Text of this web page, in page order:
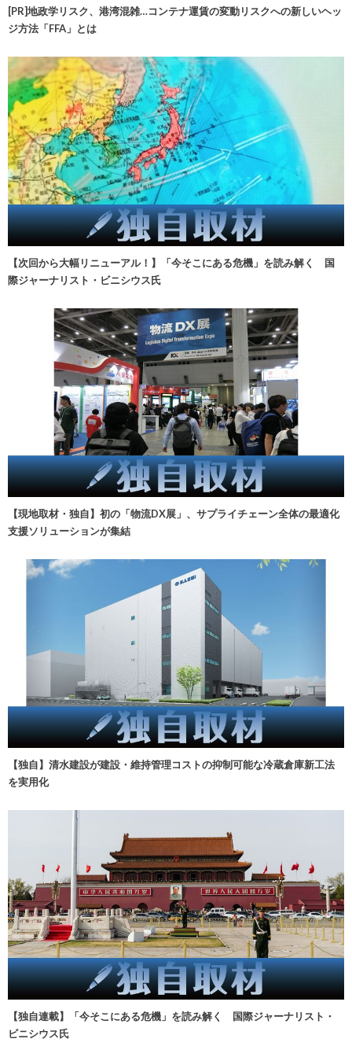
[PR]地政学リスク、港湾混雑…コンテナ運賃の変動リスクへの新しいヘッ
ジ方法「FFA」とは
【次回から大幅リニューアル！】「今そこにある危機」を読み解く 国
際ジャーナリスト・ビニシウス氏
【現地取材・独自】初の「物流DX展」、サプライチェーン全体の最適化
支援ソリューションが集結
【独自】清水建設が建設・維持管理コストの抑制可能な冷蔵倉庫新工法
を実用化
【独自連載】「今そこにある危機」を読み解く 国際ジャーナリスト・
ビニシウス氏